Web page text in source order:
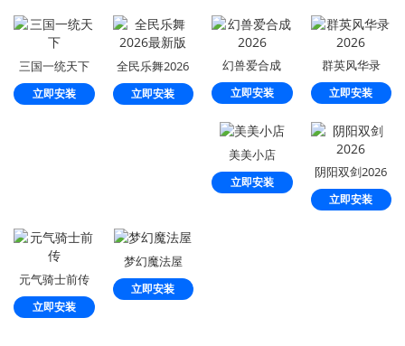
三国一统天下
立即安装
全民乐舞2026
最新版
立即安装
幻兽爱合成
2026
立即安装
群英风华录
2026
立即安装
美美小店
立即安装
阴阳双剑2026
立即安装
元气骑士前传
立即安装
梦幻魔法屋
立即安装